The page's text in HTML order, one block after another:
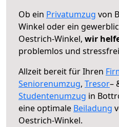
Ob ein Privatumzug von
Winkel oder ein
Oestrich-Winkel, wir
problemlos und
Allzeit bereit für Ihren
Seniorenumzug, Tresor–
Studentenumzug in
eine optimale Beiladung
Oestrich-Winkel.